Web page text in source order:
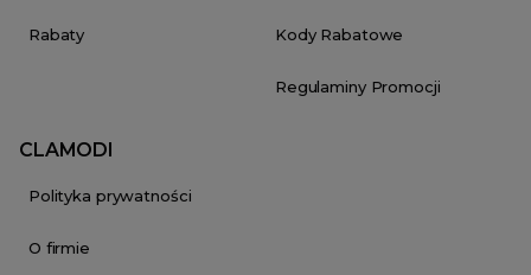
Rabaty Kody Rabatowe
Regulaminy Promocji
CLAMODI
Polityka prywatności
O firmie